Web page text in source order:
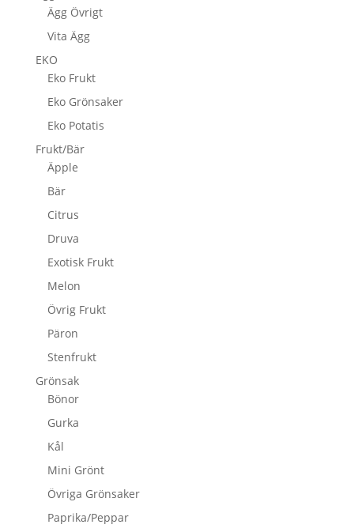
Ägg Övrigt
Vita Ägg
EKO
Eko Frukt
Eko Grönsaker
Eko Potatis
Frukt/Bär
Äpple
Bär
Citrus
Druva
Exotisk Frukt
Melon
Övrig Frukt
Päron
Stenfrukt
Grönsak
Bönor
Gurka
Kål
Mini Grönt
Övriga Grönsaker
Paprika/Peppar